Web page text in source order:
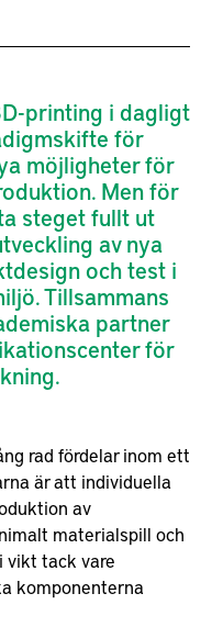
printing i dagligt
för
möjligheter för
Men för
steget fullt ut
av nya
och test i
Tillsammans
partner
för
rad fördelar inom ett
är att individuella
av
materialspill och
vikt tack vare
komponenterna